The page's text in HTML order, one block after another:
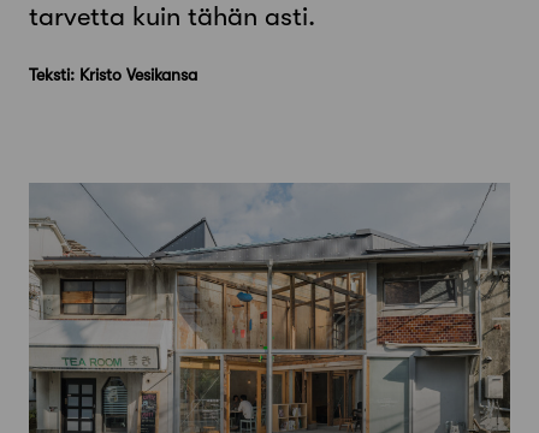
tarvetta kuin tähän asti.
Teksti: Kristo Vesikansa